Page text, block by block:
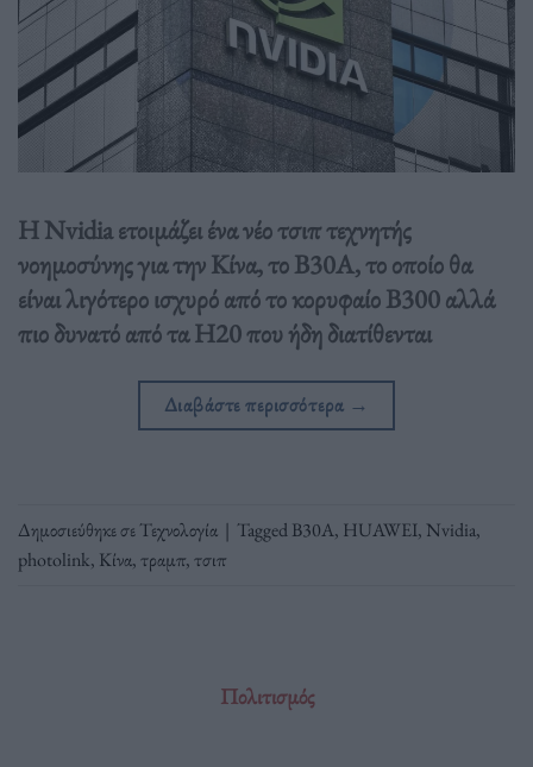
Η Nvidia ετοιμάζει ένα νέο τσιπ τεχνητής
νοημοσύνης για την Κίνα, το B30A, το οποίο θα
είναι λιγότερο ισχυρό από το κορυφαίο B300 αλλά
πιο δυνατό από τα H20 που ήδη διατίθενται
Διαβάστε περισσότερα →
Δημοσιεύθηκε σεΤεχνολογία | TaggedB30A, HUAWEI, Nvidia,
photolink, Κίνα,τραμπ,τσιπ
Πολιτισμός